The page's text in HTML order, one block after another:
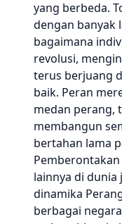
yang berbeda.
dengan banyak
bagaimana
revolusi,
terus berjuang
baik. Peran
medan perang,
membangun
bertahan lama
lainnya di
dinamika
berbagai